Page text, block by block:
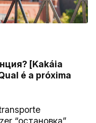
[Kakáia
é a próxima